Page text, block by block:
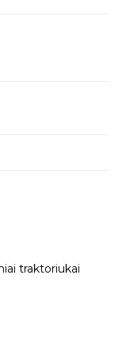
traktoriukai